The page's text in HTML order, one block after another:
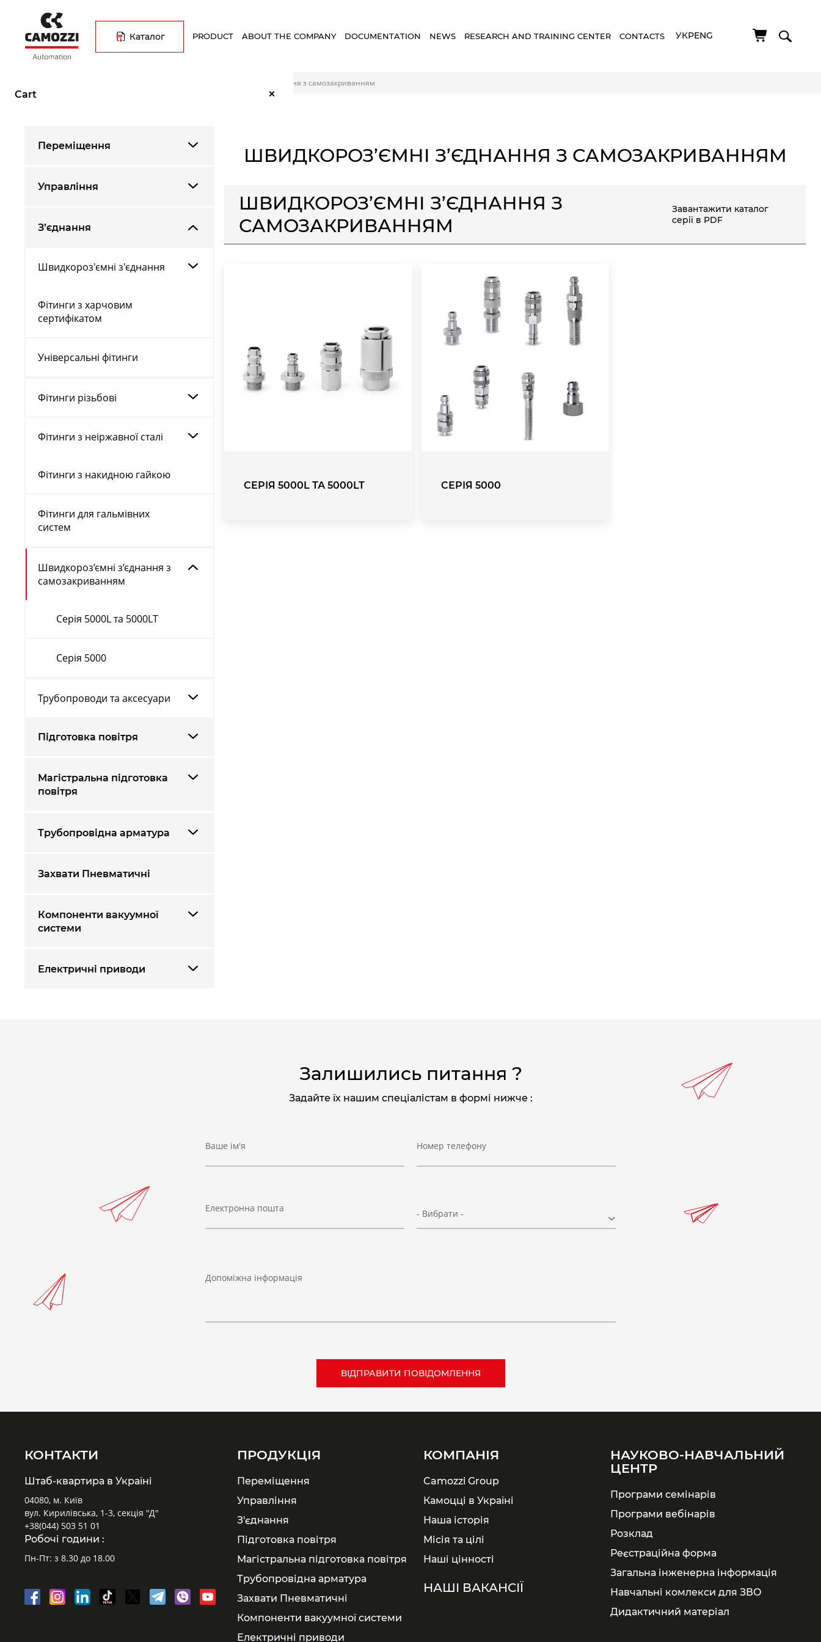
content
Каталог PRODUCT ABOUT THE COMPANY DOCUMENTATION NEWS RESEARCH AND TRAINING CENTER CONTACTS УКРENG
Cart ×
Швидкороз’ємні з’єднання з самозакриванням
Переміщення
Управління
З’єднання
Швидкороз'ємні з'єднання
Фітинги з харчовим
сертифікатом
Універсальні фітинги
Фітинги різьбові
Фітинги з неіржавної сталі
Фітинги з накидною гайкою
Фітинги для гальмівних
систем
Швидкороз’ємні з’єднання з
самозакриванням
Серія 5000L та 5000LT
Серія 5000
Трубопроводи та аксесуари
Підготовка повітря
Магістральна підготовка
повітря
Трубопровідна арматура
Захвати Пневматичні
Компоненти вакуумної
системи
Електричні приводи
ШВИДКОРОЗ’ЄМНІ З’ЄДНАННЯ З САМОЗАКРИВАННЯМ
ШВИДКОРОЗ’ЄМНІ З’ЄДНАННЯ З
САМОЗАКРИВАННЯМ
Завантажити каталог
серії в PDF
СЕРІЯ 5000L ТА 5000LT СЕРІЯ 5000
Залишились питання ?
Задайте їх нашим спеціалістам в формі нижче :
Ваше ім'я Номер телефону
Електронна пошта - Вибрати -
Допоміжна інформація
КОНТАКТИ
Штаб-квартира в Україні
04080, м. Київ
вул. Кирилівська, 1-3, секція "Д"
+38(044) 503 51 01
Робочі години :
Пн-Пт: з 8.30 до 18.00
ПРОДУКЦІЯ
Переміщення
Управління
З'єднання
Підготовка повітря
Магістральна підготовка повітря
Трубопровідна арматура
Захвати Пневматичні
Компоненти вакуумної системи
Електричні приводи
КОМПАНІЯ
Camozzi Group
Камоцці в Україні
Наша історія
Місія та цілі
Наші цінності
НАШІ ВАКАНСІЇ
НАУКОВО-НАВЧАЛЬНИЙ
ЦЕНТР
Програми семінарів
Програми вебінарів
Розклад
Реєстраційна форма
Загальна інженерна інформація
Навчальні комлекси для ЗВО
Дидактичний матеріал